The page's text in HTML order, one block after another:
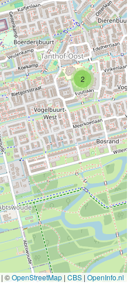
2
| ©OpenStreetMap | CBS | OpenInfo.nl